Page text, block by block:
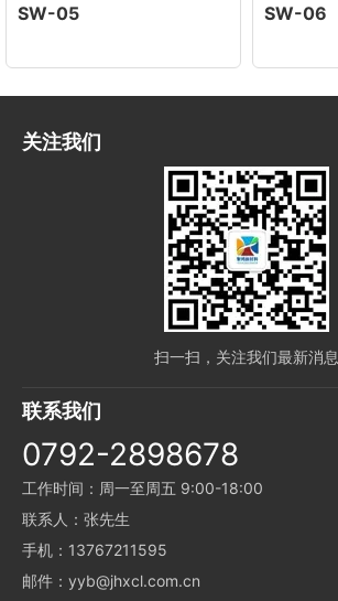
SW-05 SW-06
关注我们
扫一扫，关注我们最新消息
联系我们
0792-2898678
工作时间：周一至周五 9:00-18:00
联系人：张先生
手机：13767211595
邮件：yyb@jhxcl.com.cn